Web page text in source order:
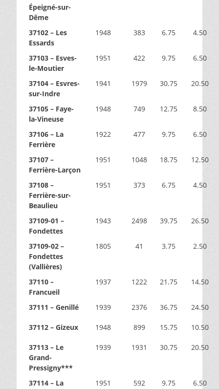
Épeigné-sur-
Dême
37102 – Les
Essards
1948 383 6.75 4.50
37103 – Esves-
le-Moutier
1951 422 9.75 6.50
37104 – Esvres-
sur-Indre
1941 1979 30.75 20.50
37105 – Faye-
la-Vineuse
1948 749 12.75 8.50
37106 – La
Ferrière
1922 477 9.75 6.50
37107 –
Ferrière-Larçon
1951 1048 18.75 12.50
37108 –
Ferrière-sur-
Beaulieu
1951 373 6.75 4.50
37109-01 –
Fondettes
1943 2498 39.75 26.50
37109-02 –
Fondettes
(Vallières)
1805 41 3.75 2.50
37110 –
Francueil
1937 1222 21.75 14.50
37111 – Genillé 1939 2376 36.75 24.50
37112 – Gizeux 1948 899 15.75 10.50
37113 – Le
Grand-
Pressigny***
1939 1931 30.75 20.50
37114 – La
1951 592 9.75 6.50